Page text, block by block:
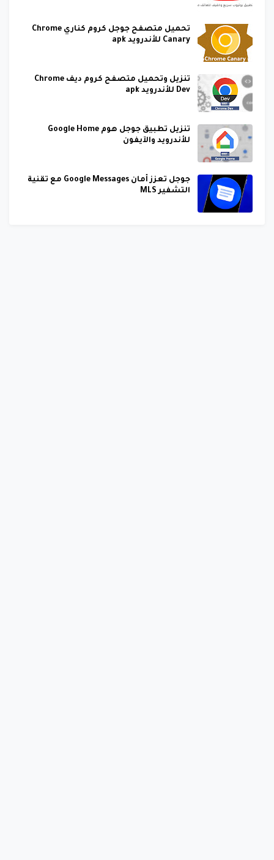
تحميل متصفح جوجل كروم كناري Chrome
Canary للأندرويد apk
تنزيل وتحميل متصفح كروم ديف Chrome
Dev للأندرويد apk
تنزيل تطبيق جوجل هوم Google Home
للأندرويد والآيفون
جوجل تعزز أمان Google Messages مع تقنية
التشفير MLS